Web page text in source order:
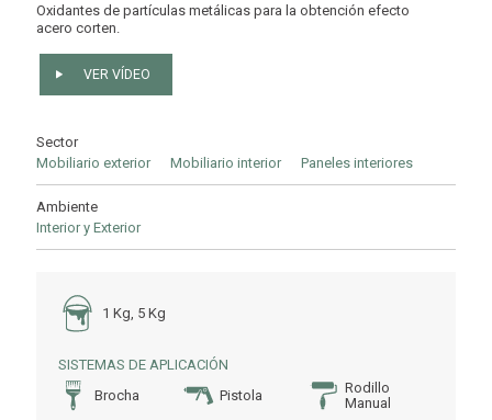
Oxidantes de partículas metálicas para la obtención efecto
acero corten.
VER VÍDEO
Sector
Mobiliario exterior
Mobiliario interior Paneles interiores
Ambiente
Interior y Exterior
1 Kg, 5 Kg
SISTEMAS DE APLICACIÓN
Brocha
Pistola
Rodillo
Manual